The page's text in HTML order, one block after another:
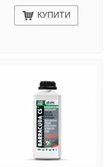
КУПИТИ